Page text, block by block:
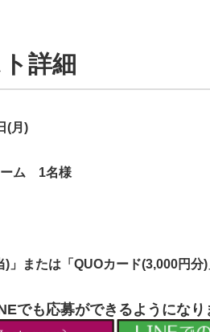
詳細
(月)
ーム 1名様
)」または「QUOカード(3,000円
でも応募ができるようにな